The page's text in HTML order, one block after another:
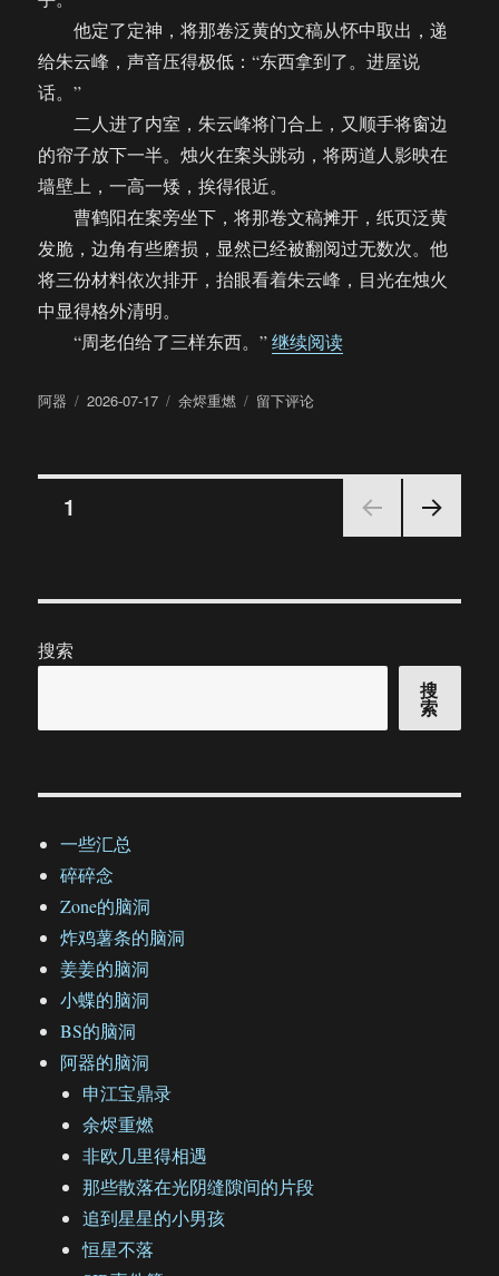
他定了定神，将那卷泛黄的文稿从怀中取出，递
给朱云峰，声音压得极低：“东西拿到了。进屋说
话。”
二人进了内室，朱云峰将门合上，又顺手将窗边
的帘子放下一半。烛火在案头跳动，将两道人影映在
墙壁上，一高一矮，挨得很近。
曹鹤阳在案旁坐下，将那卷文稿摊开，纸页泛黄
发脆，边角有些磨损，显然已经被翻阅过无数次。他
将三份材料依次排开，抬眼看着朱云峰，目光在烛火
中显得格外清明。
“周老伯给了三样东西。”继续阅读“【饼四/AU】余烬
作
阿器
发
2026-07-17
分
余烬重燃
于
余
留下评论
文
分
页
1
搜索
搜
索
一些汇总
碎碎念
Zone的脑洞
炸鸡薯条的脑洞
姜姜的脑洞
小蝶的脑洞
BS的脑洞
阿器的脑洞
申江宝鼎录
余烬重燃
非欧几里得相遇
那些散落在光阴缝隙间的片段
追到星星的小男孩
恒星不落